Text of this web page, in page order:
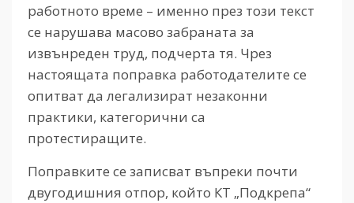
работното време – именно през този текст
се нарушава масово забраната за
извънреден труд, подчерта тя. Чрез
настоящата поправка работодателите се
опитват да легализират незаконни
практики, категорични са
протестиращите.
Поправките се записват въпреки почти
двугодишния отпор, който КТ „Подкрепа“